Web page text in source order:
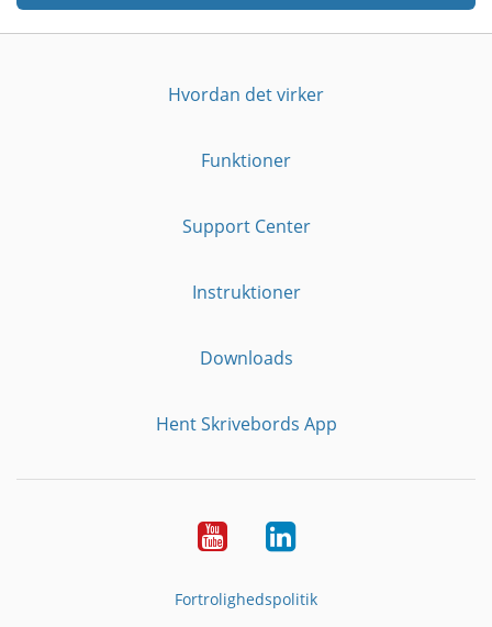
Hvordan det virker
Funktioner
Support Center
Instruktioner
Downloads
Hent Skrivebords App
YouTubeLinkedIn
Fortrolighedspolitik